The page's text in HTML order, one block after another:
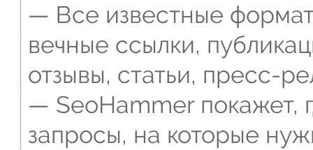
— Все известные
вечные ссылки,
отзывы, статьи, пресс-
— SeoHammer покажет,
запросы, на которые